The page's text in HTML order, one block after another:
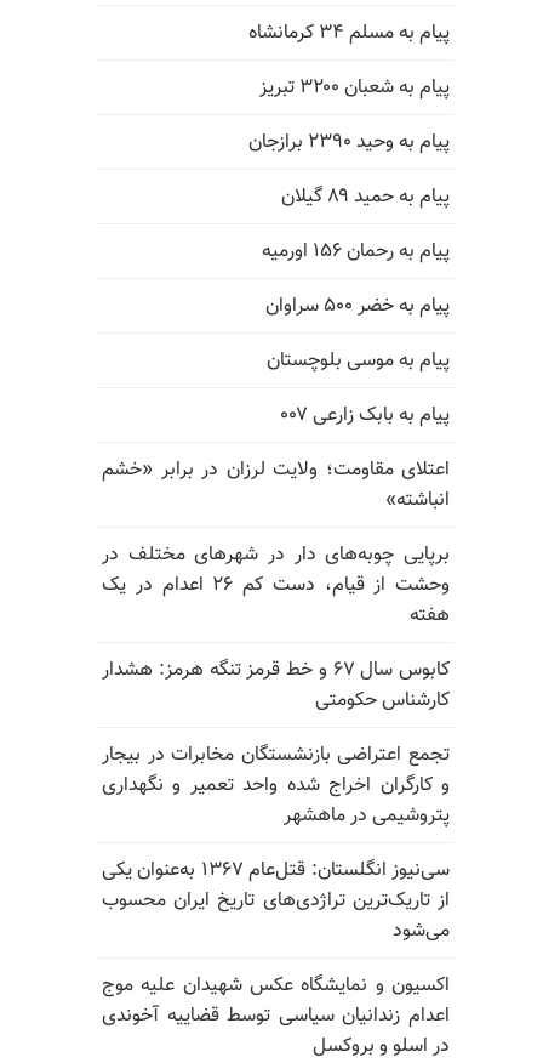
پیام به مسلم ۳۴ کرمانشاه
پیام به شعبان ۳۲۰۰ تبریز
پیام به وحید ۲۳۹۰ برازجان
پیام به حمید ۸۹ گیلان
پیام به رحمان ۱۵۶ اورمیه
پیام به خضر ۵۰۰ سراوان
پیام به موسی بلوچستان
پیام به بابک زارعی ۰۰۷
اعتلای مقاومت؛ ولایت لرزان در برابر «خشم
انباشته»
برپایی چوبه‌های دار در شهرهای مختلف در
وحشت از قیام، دست کم ۲۶ اعدام در یک
هفته
کابوس سال ۶۷ و خط قرمز تنگه هرمز: هشدار
کارشناس حکومتی
تجمع اعتراضی بازنشستگان مخابرات در بیجار
و کارگران اخراج شده واحد تعمیر و نگهداری
پتروشیمی در ماهشهر
سی‌نیوز انگلستان: قتل‌عام ۱۳۶۷ به‌عنوان یکی
از تاریک‌ترین تراژدی‌های تاریخ ایران محسوب
می‌شود
اکسیون و نمایشگاه عکس شهیدان علیه موج
اعدام زندانیان سیاسی توسط قضاییه آخوندی
در اسلو و بروکسل